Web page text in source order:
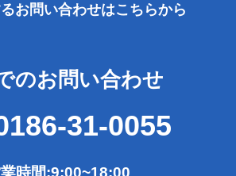
お問い合わせはこちらから
のお問い合わせ
31-0055
時間:9:00~18:00